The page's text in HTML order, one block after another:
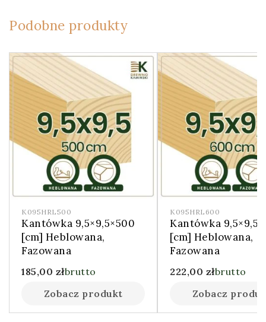
Podobne produkty
K095HRL500
Kantówka 9,5×9,5×500
[cm] Heblowana,
Fazowana
185,00 złbrutto
Zobacz produkt
K095HRL600
Kantówka
[cm] Heblowana,
Fazowana
222,00 złbrutto
Zobacz